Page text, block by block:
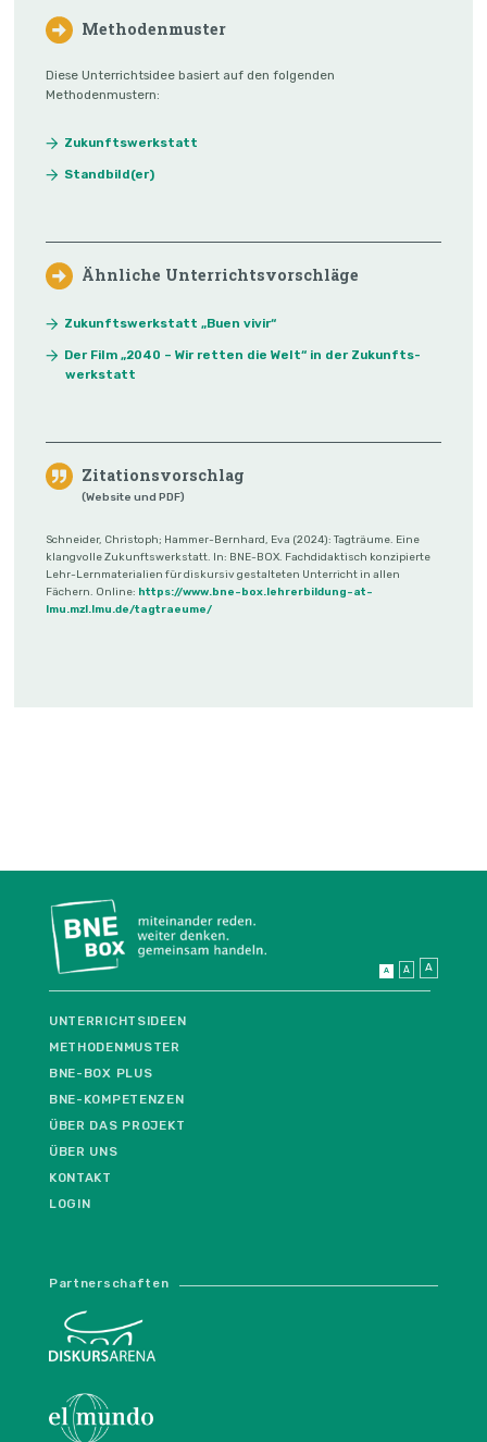
Methodenmuster
Diese Unterrichtsidee basiert auf den folgenden
Methodenmustern:
Zukunftswerkstatt
Standbild(er)
Ähnliche Unterrichtsvorschläge
Zukunftswerkstatt „Buen vivir“
Der Film „2040 – Wir retten die Welt“ in der Zukunfts­
werkstatt
Zitationsvorschlag
(Website und PDF)
Schneider, Christoph; Hammer-Bernhard, Eva (2024): Tagträume. Eine
klangvolle Zukunftswerkstatt. In: BNE-BOX. Fachdidaktisch konzipierte
Lehr-Lernmaterialien für diskursiv gestalteten Unterricht in allen
Fächern. Online: https://www.bne-box.lehrerbildung-at-
lmu.mzl.lmu.de/tagtraeume/
A A A
UNTERRICHTSIDEEN
METHODENMUSTER
BNE-BOX PLUS
BNE-KOMPETENZEN
ÜBER DAS PROJEKT
ÜBER UNS
KONTAKT
LOGIN
Partnerschaften